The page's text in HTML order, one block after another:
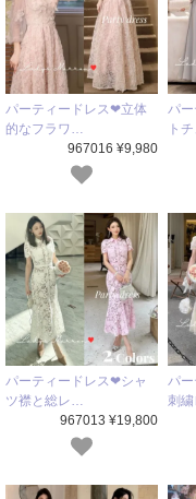
パーティードレス❤立体
的なフラワ…
967016 ¥9,980
パ
ト
パーティードレス❤シャ
ツ襟と総レ…
967013 ¥19,800
パ
刺